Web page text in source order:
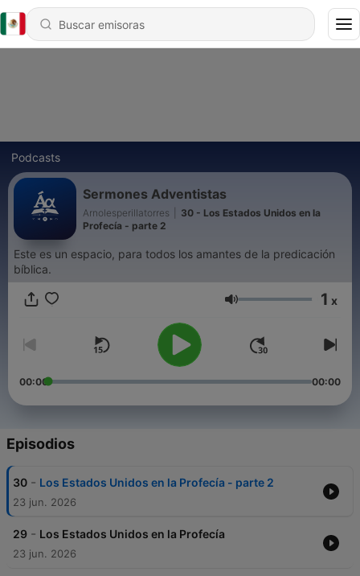
Podcasts
Sermones Adventistas
Arnolesperillatorres
30 - Los Estados Unidos en la
Profecía - parte 2
Este es un espacio, para todos los amantes de la predicación
bíblica.
Volumen 1 x
00:00 00:00
Episodios
30 - Los Estados Unidos en la Profecía - parte 2
23 jun. 2026
29 - Los Estados Unidos en la Profecía
23 jun. 2026